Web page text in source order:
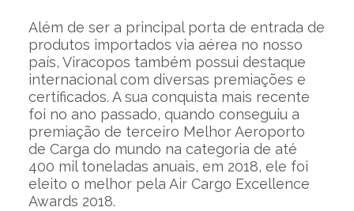
Além de ser a principal porta de entrada de
produtos importados via aérea no nosso
país, Viracopos também possui destaque
internacional com diversas premiações e
certificados. A sua conquista mais recente
foi no ano passado, quando conseguiu a
premiação de terceiro Melhor Aeroporto
de Carga do mundo na categoria de até
400 mil toneladas anuais, em 2018, ele foi
eleito o melhor pela Air Cargo Excellence
Awards 2018.